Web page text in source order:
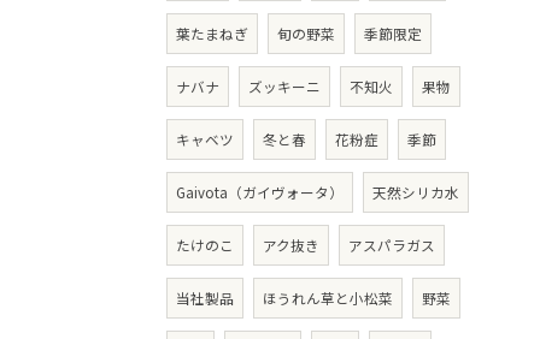
葉たまねぎ 旬の野菜 季節限定
ナバナ ズッキーニ 不知火 果物
キャベツ 冬と春 花粉症 季節
Gaivota（ガイヴォータ） 天然シリカ水
たけのこ アク抜き アスパラガス
当社製品 ほうれん草と小松菜 野菜